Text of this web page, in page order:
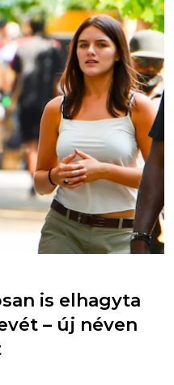
is elhagyta
– új néven